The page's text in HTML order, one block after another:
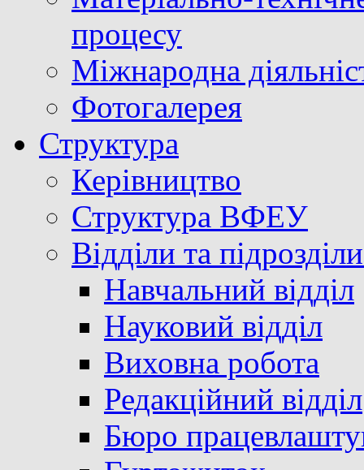
процесу
Міжнародна
Фотогалерея
Структура
Керівництво
Структура ВФЕУ
Відділи та
Навчальний відділ
Науковий відділ
Виховна робота
Редакційний відділ
Бюро